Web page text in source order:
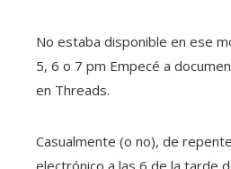
No estaba disponible en ese
5, 6 o 7 pm Empecé a
en Threads.
Casualmente (o no), de
electrónico a las 6 de la tarde